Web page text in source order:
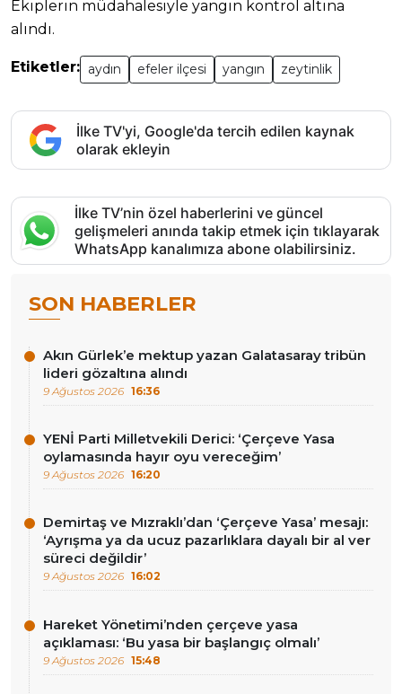
Ekiplerin müdahalesiyle yangın kontrol altına
alındı.
Etiketler: aydın efeler ilçesi yangın zeytinlik
İlke TV'yi, Google'da tercih edilen kaynak
olarak ekleyin
İlke TV’nin özel haberlerini ve güncel
gelişmeleri anında takip etmek için tıklayarak
WhatsApp kanalımıza abone olabilirsiniz.
SON HABERLER
Akın Gürlek’e mektup yazan Galatasaray tribün
lideri gözaltına alındı
9 Ağustos 2026 16:36
YENİ Parti Milletvekili Derici: ‘Çerçeve Yasa
oylamasında hayır oyu vereceğim’
9 Ağustos 2026 16:20
Demirtaş ve Mızraklı’dan ‘Çerçeve Yasa’ mesajı:
‘Ayrışma ya da ucuz pazarlıklara dayalı bir al ver
süreci değildir’
9 Ağustos 2026 16:02
Hareket Yönetimi’nden çerçeve yasa
açıklaması: ‘Bu yasa bir başlangıç olmalı’
9 Ağustos 2026 15:48